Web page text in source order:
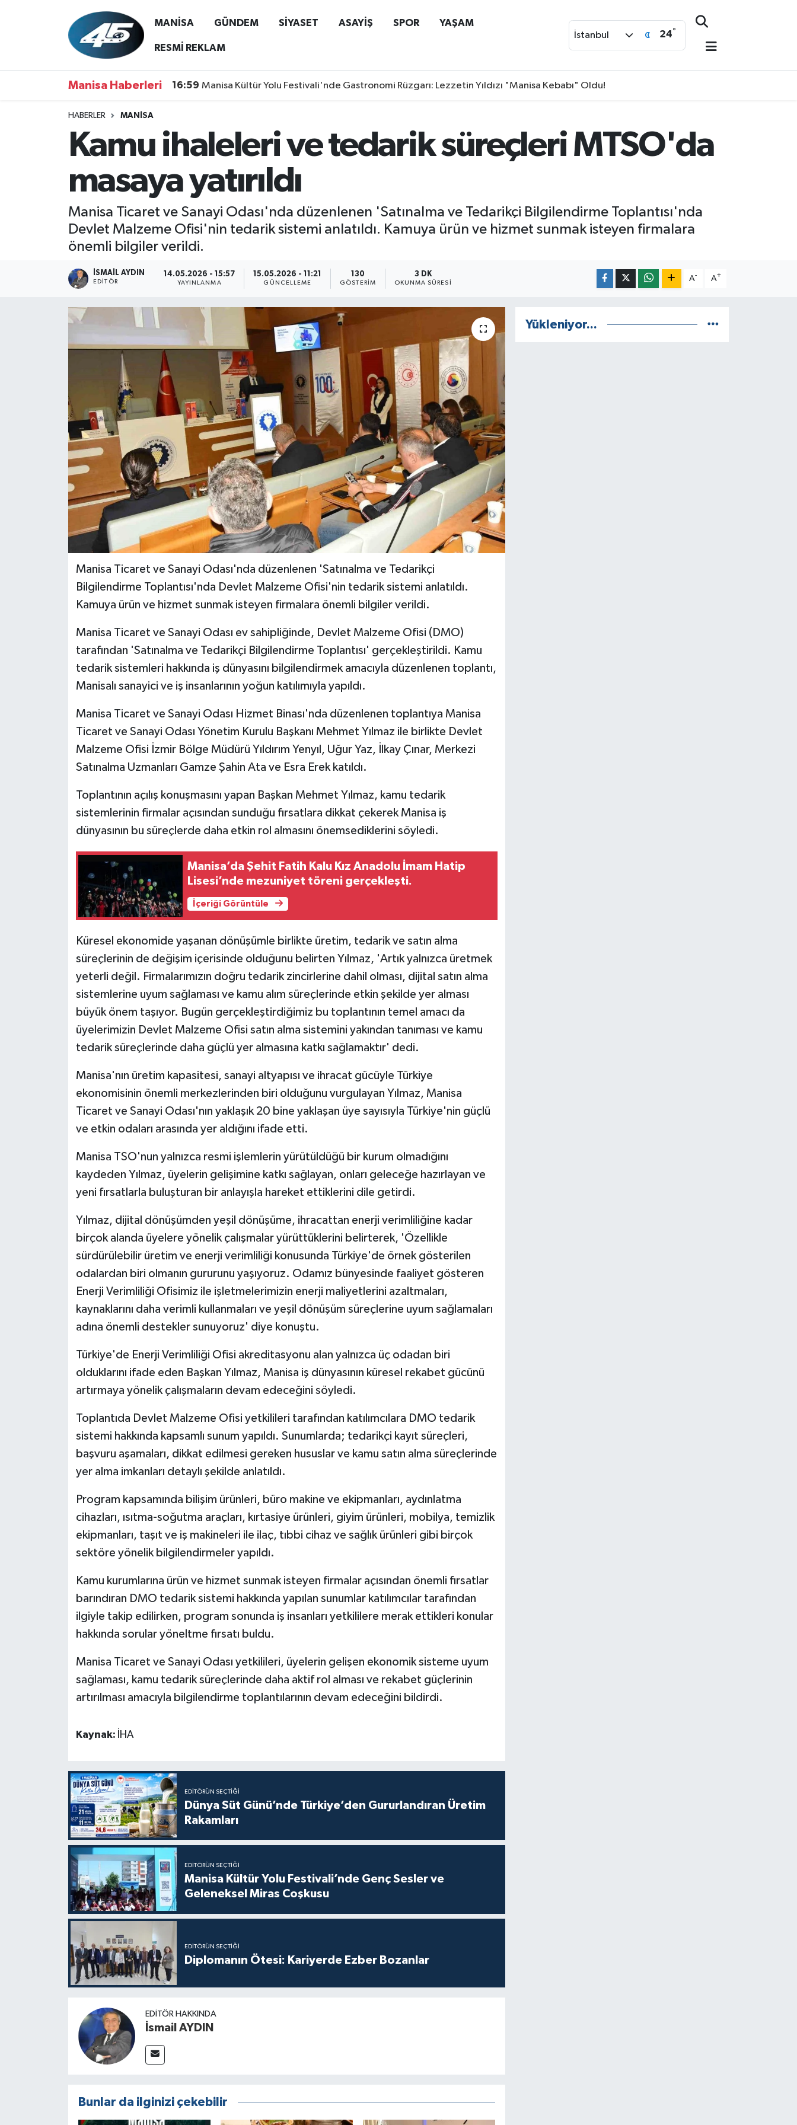
MANİSA GÜNDEM SİYASET ASAYİŞ SPOR YAŞAM
RESMİ REKLAM
İstanbul 24°
Manisa Haberleri 16:59 Manisa Kültür Yolu Festivali'nde Gastronomi Rüzgarı: Lezzetin Yıldızı "Manisa Kebabı" Oldu!
HABERLER MANİSA
Kamu ihaleleri ve tedarik süreçleri MTSO'da
masaya yatırıldı
Manisa Ticaret ve Sanayi Odası'nda düzenlenen 'Satınalma ve Tedarikçi Bilgilendirme Toplantısı'nda
Devlet Malzeme Ofisi'nin tedarik sistemi anlatıldı. Kamuya ürün ve hizmet sunmak isteyen firmalara
önemli bilgiler verildi.
İSMAIL AYDIN
EDITÖR
14.05.2026 - 15:57
YAYINLANMA
15.05.2026 - 11:21
GÜNCELLEME
130
GÖSTERIM
3 DK
OKUNMA SÜRESI
A- A+
Manisa Ticaret ve Sanayi Odası'nda düzenlenen 'Satınalma ve Tedarikçi
Bilgilendirme Toplantısı'nda Devlet Malzeme Ofisi'nin tedarik sistemi anlatıldı.
Kamuya ürün ve hizmet sunmak isteyen firmalara önemli bilgiler verildi.
Manisa Ticaret ve Sanayi Odası ev sahipliğinde, Devlet Malzeme Ofisi (DMO)
tarafından 'Satınalma ve Tedarikçi Bilgilendirme Toplantısı' gerçekleştirildi. Kamu
tedarik sistemleri hakkında iş dünyasını bilgilendirmek amacıyla düzenlenen toplantı,
Manisalı sanayici ve iş insanlarının yoğun katılımıyla yapıldı.
Manisa Ticaret ve Sanayi Odası Hizmet Binası'nda düzenlenen toplantıya Manisa
Ticaret ve Sanayi Odası Yönetim Kurulu Başkanı Mehmet Yılmaz ile birlikte Devlet
Malzeme Ofisi İzmir Bölge Müdürü Yıldırım Yenyıl, Uğur Yaz, İlkay Çınar, Merkezi
Satınalma Uzmanları Gamze Şahin Ata ve Esra Erek katıldı.
Toplantının açılış konuşmasını yapan Başkan Mehmet Yılmaz, kamu tedarik
sistemlerinin firmalar açısından sunduğu fırsatlara dikkat çekerek Manisa iş
dünyasının bu süreçlerde daha etkin rol almasını önemsediklerini söyledi.
Manisa’da Şehit Fatih Kalu Kız Anadolu İmam Hatip
Lisesi’nde mezuniyet töreni gerçekleşti.
İçeriği Görüntüle
Küresel ekonomide yaşanan dönüşümle birlikte üretim, tedarik ve satın alma
süreçlerinin de değişim içerisinde olduğunu belirten Yılmaz, 'Artık yalnızca üretmek
yeterli değil. Firmalarımızın doğru tedarik zincirlerine dahil olması, dijital satın alma
sistemlerine uyum sağlaması ve kamu alım süreçlerinde etkin şekilde yer alması
büyük önem taşıyor. Bugün gerçekleştirdiğimiz bu toplantının temel amacı da
üyelerimizin Devlet Malzeme Ofisi satın alma sistemini yakından tanıması ve kamu
tedarik süreçlerinde daha güçlü yer almasına katkı sağlamaktır' dedi.
Manisa'nın üretim kapasitesi, sanayi altyapısı ve ihracat gücüyle Türkiye
ekonomisinin önemli merkezlerinden biri olduğunu vurgulayan Yılmaz, Manisa
Ticaret ve Sanayi Odası'nın yaklaşık 20 bine yaklaşan üye sayısıyla Türkiye'nin güçlü
ve etkin odaları arasında yer aldığını ifade etti.
Manisa TSO'nun yalnızca resmi işlemlerin yürütüldüğü bir kurum olmadığını
kaydeden Yılmaz, üyelerin gelişimine katkı sağlayan, onları geleceğe hazırlayan ve
yeni fırsatlarla buluşturan bir anlayışla hareket ettiklerini dile getirdi.
Yılmaz, dijital dönüşümden yeşil dönüşüme, ihracattan enerji verimliliğine kadar
birçok alanda üyelere yönelik çalışmalar yürüttüklerini belirterek, 'Özellikle
sürdürülebilir üretim ve enerji verimliliği konusunda Türkiye'de örnek gösterilen
odalardan biri olmanın gururunu yaşıyoruz. Odamız bünyesinde faaliyet gösteren
Enerji Verimliliği Ofisimiz ile işletmelerimizin enerji maliyetlerini azaltmaları,
kaynaklarını daha verimli kullanmaları ve yeşil dönüşüm süreçlerine uyum sağlamaları
adına önemli destekler sunuyoruz' diye konuştu.
Türkiye'de Enerji Verimliliği Ofisi akreditasyonu alan yalnızca üç odadan biri
olduklarını ifade eden Başkan Yılmaz, Manisa iş dünyasının küresel rekabet gücünü
artırmaya yönelik çalışmaların devam edeceğini söyledi.
Toplantıda Devlet Malzeme Ofisi yetkilileri tarafından katılımcılara DMO tedarik
sistemi hakkında kapsamlı sunum yapıldı. Sunumlarda; tedarikçi kayıt süreçleri,
başvuru aşamaları, dikkat edilmesi gereken hususlar ve kamu satın alma süreçlerinde
yer alma imkanları detaylı şekilde anlatıldı.
Program kapsamında bilişim ürünleri, büro makine ve ekipmanları, aydınlatma
cihazları, ısıtma-soğutma araçları, kırtasiye ürünleri, giyim ürünleri, mobilya, temizlik
ekipmanları, taşıt ve iş makineleri ile ilaç, tıbbi cihaz ve sağlık ürünleri gibi birçok
sektöre yönelik bilgilendirmeler yapıldı.
Kamu kurumlarına ürün ve hizmet sunmak isteyen firmalar açısından önemli fırsatlar
barındıran DMO tedarik sistemi hakkında yapılan sunumlar katılımcılar tarafından
ilgiyle takip edilirken, program sonunda iş insanları yetkililere merak ettikleri konular
hakkında sorular yöneltme fırsatı buldu.
Manisa Ticaret ve Sanayi Odası yetkilileri, üyelerin gelişen ekonomik sisteme uyum
sağlaması, kamu tedarik süreçlerinde daha aktif rol alması ve rekabet güçlerinin
artırılması amacıyla bilgilendirme toplantılarının devam edeceğini bildirdi.
Kaynak: İHA
EDITÖRÜN SEÇTIĞI
Dünya Süt Günü’nde Türkiye’den Gururlandıran Üretim
Rakamları
EDITÖRÜN SEÇTIĞI
Manisa Kültür Yolu Festivali’nde Genç Sesler ve
Geleneksel Miras Coşkusu
EDITÖRÜN SEÇTIĞI
Diplomanın Ötesi: Kariyerde Ezber Bozanlar
EDITÖR HAKKINDA
İsmail AYDIN
Bunlar da ilginizi çekebilir
Yükleniyor...
MANİSA
RESMİ REKLAM
Hava Durumu
Tüm Manşetler